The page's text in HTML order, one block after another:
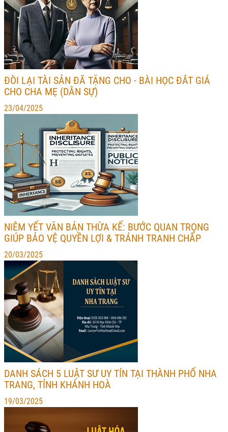
ĐÒI LẠI TÀI SẢN ĐÃ TẶNG CHO - BÀI HỌC ĐẮT GIÁ
CHO CHA MẸ (DÂN SỰ)
23/04/2025
NIÊM YẾT VĂN BẢN THỪA KẾ: BƯỚC QUAN TRỌNG
GIÚP BẢO VỆ QUYỀN LỢI & TRÁNH TRANH CHẤP
20/03/2025
DANH SÁCH 5 LUẬT SƯ UY TÍN TẠI THÀNH PHỐ NHA
TRANG, TỈNH KHÁNH HOÀ
19/03/2025